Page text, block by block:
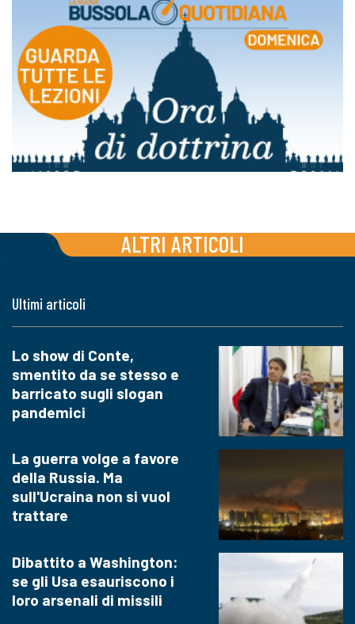
ALTRI ARTICOLI
Ultimi articoli
Lo show di Conte,
smentito da se stesso e
barricato sugli slogan
pandemici
La guerra volge a favore
della Russia. Ma
sull'Ucraina non si vuol
trattare
Dibattito a Washington:
se gli Usa esauriscono i
loro arsenali di missili